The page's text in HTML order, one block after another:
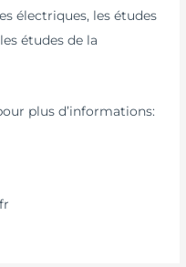
électriques, les études
études de la
plus d’informations: